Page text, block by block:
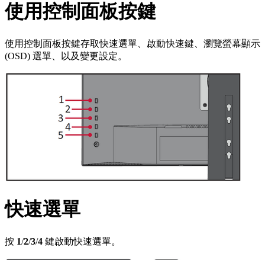
使用控制面板按鍵
使用控制面板按鍵存取快速選單、啟動快速鍵、瀏覽螢幕顯示
(OSD) 選單、以及變更設定。
快速選單
按 1/2/3/4 鍵啟動快速選單。